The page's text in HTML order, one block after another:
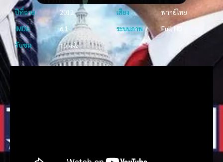
ปีที่ฉาย 2012 เสียง
พากย์ไทย
IMDb
6.1 ระบบภาพ
Full HD
รับชม
10 ครั้ง